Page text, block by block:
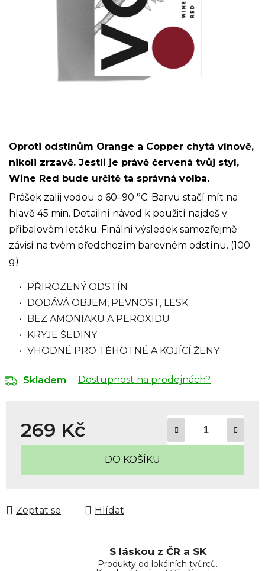
Oproti odstínům Orange a Copper chytá vínově,
nikoli zrzavě. Jestli je právě červená tvůj styl,
Wine Red bude určitě ta správná volba.
Prášek zalij vodou o 60–90 °C. Barvu stačí mít na
hlavě 45 min. Detailní návod k použití najdeš v
příbalovém letáku. Finální výsledek samozřejmě
závisí na tvém předchozím barevném odstínu. (100
g)
PŘIROZENÝ ODSTÍN
DODÁVÁ OBJEM, PEVNOST, LESK
BEZ AMONIAKU A PEROXIDU
KRYJE ŠEDINY
VHODNÉ PRO TĚHOTNÉ A KOJÍCÍ ŽENY
Skladem Dostupnost na prodejnách?
269 Kč
Měrná cena:
DO KOŠÍKU
Zeptat se Hlídat
S láskou z ČR a SK
Produkty od lokálních tvůrců.